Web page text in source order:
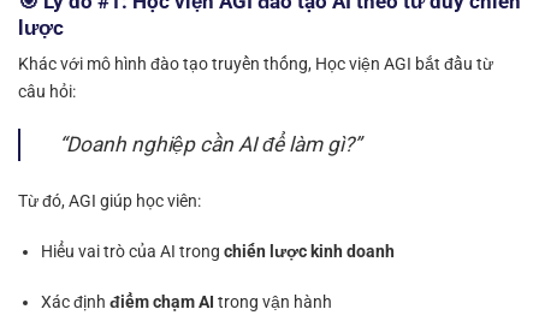
lược
Khác với mô hình đào tạo truyền thống, Học viện AGI bắt đầu từ
câu hỏi:
“Doanh nghiệp cần AI để làm gì?”
Từ đó, AGI giúp học viên:
Hiểu vai trò của AI trong chiến lược kinh doanh
Xác định điểm chạm AI trong vận hành